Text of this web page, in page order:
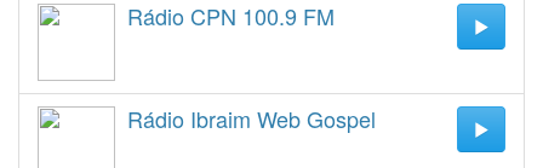
Rádio CPN 100.9 FM
Rádio Ibraim Web Gospel